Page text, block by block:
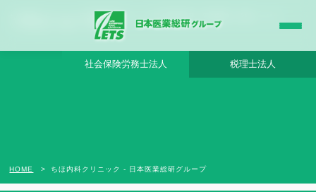
ちほ内科クリニック - 日本医業総研グループ |日本医業総研｜医院開業・承継・クリニ
ック経営支援・医療モール開発
社会保険労務士法人 税理士法人
HOME ちほ内科クリニック - 日本医業総研グループ